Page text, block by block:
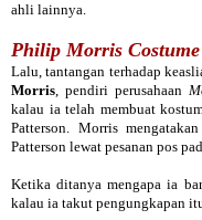
ahli lainnya.
Philip Morris Costume
Lalu, tantangan terhadap
Morris , pendiri perusahaan
kalau ia telah membuat
Patterson. Morris
Patterson lewat pesanan pos
Ketika ditanya mengapa ia
kalau ia takut pengungkapan